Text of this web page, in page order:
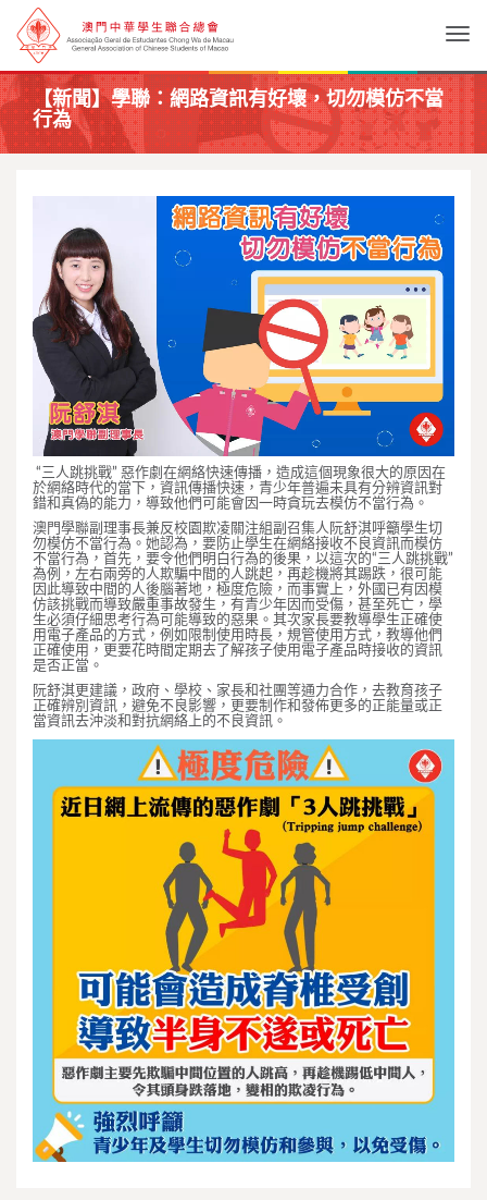
【新聞】學聯：網路資訊有好壞，切勿模仿不當
行為
“三人跳挑戰” 惡作劇在網絡快速傳播，造成這個現象很大的原因在
於網絡時代的當下，資訊傳播快速，青少年普遍未具有分辨資訊對
錯和真偽的能力，導致他們可能會因一時貪玩去模仿不當行為。
澳門學聯副理事長兼反校園欺凌關注組副召集人阮舒淇呼籲學生切
勿模仿不當行為。她認為，要防止學生在網絡接收不良資訊而模仿
不當行為，首先，要令他們明白行為的後果，以這次的“三人跳挑戰”
為例，左右兩旁的人欺騙中間的人跳起，再趁機將其踢跌，很可能
因此導致中間的人後腦著地，極度危險，而事實上，外國已有因模
仿該挑戰而導致嚴重事故發生，有青少年因而受傷，甚至死亡，學
生必須仔細思考行為可能導致的惡果。其次家長要教導學生正確使
用電子產品的方式，例如限制使用時長，規管使用方式，教導他們
正確使用，更要花時間定期去了解孩子使用電子產品時接收的資訊
是否正當。
阮舒淇更建議，政府、學校、家長和社團等通力合作，去教育孩子
正確辨別資訊，避免不良影響，更要制作和發佈更多的正能量或正
當資訊去沖淡和對抗網絡上的不良資訊。